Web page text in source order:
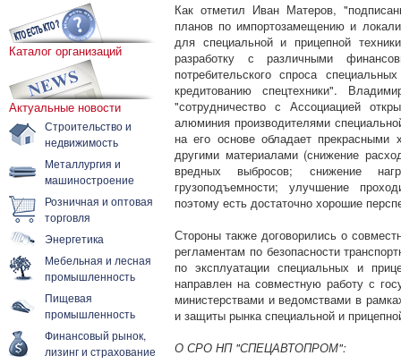
Каталог организаций
Актуальные новости
Строительство и
недвижимость
Металлургия и
машиностроение
Розничная и оптовая
торговля
Энергетика
Мебельная и лесная
промышленность
Пищевая
промышленность
Финансовый рынок,
лизинг и страхование
Как отметил Иван Матеров,
планов по импортозамещению и
для специальной и прицепной
разработку с различными
потребительского спроса
кредитованию спецтехники".
"сотрудничество с Ассоциацией
алюминия производителями
на его основе обладает прекрасными
другими материалами (снижение
вредных выбросов; снижение
грузоподъемности; улучшение
поэтому есть достаточно хорошие
Стороны также договорились о
регламентам по безопасности
по эксплуатации специальных и
направлен на совместную работу с
министерствами и ведомствами в
и защиты рынка специальной и
О СРО НП "СПЕЦАВТОПРОМ":